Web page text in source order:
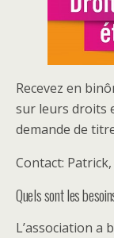
Recevez en
sur leurs droits
demande de
Contact:
Quels sont les
L’association a